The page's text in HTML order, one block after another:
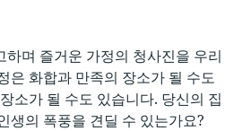
하며 즐거운 가정의 청사진을 우리
은 화합과 만족의 장소가 될 수도
소가 될 수도 있습니다. 당신의 집
생의 폭풍을 견딜 수 있는가요?